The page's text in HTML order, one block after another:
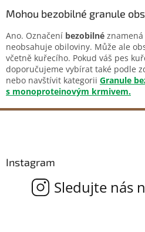
Mohou bezobilné granule
Ano. Označení bezobilné
neobsahuje obiloviny. Může ale
včetně kuřecího. Pokud váš pes
doporučujeme vybírat také podle
nebo navštívit kategorii Granule
s monoproteinovým krmivem.
Instagram